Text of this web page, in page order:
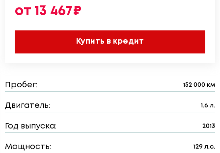
от 13 467₽
Купить в кредит
Пробег: 152 000 км
Двигатель: 1.6 л.
Год выпуска: 2013
Мощность: 129 л.с.